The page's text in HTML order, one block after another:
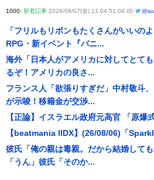
1000: 新着記事 2026/08/07(金) 11:04:51.04 ID:
「フリルもリボンもたくさんがいいの
RPG・新イベント『バニ...
海外「日本人がアメリカに対してとて
るぞ！アメリカの良さ...
フランス人「欲張りすぎだ」中村敬斗
が示唆！移籍金が交渉...
【正論】イスラエル政府元高官 「原爆
【beatmania IIDX】(26/08/06)「
彼氏「俺の親は毒親。だから結婚して
「うん」彼氏「そのか...